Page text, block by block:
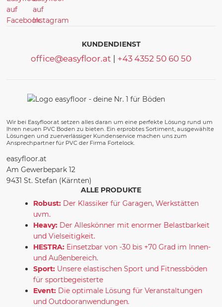
KUNDENDIENST
office@easyfloor.at +43 4352 50 60 50
Wir bei Easyfloor.at setzen alles daran um eine perfekte Lösung rund um
Ihren neuen PVC Boden zu bieten. Ein erprobtes Sortiment, ausgewählte
Lösungen und zuerverlässiger Kundenservice machen uns zum
Ansprechpartner für PVC der Firma Fortelock.
easyfloor.at
Am Gewerbepark 12
9431 St. Stefan (Kärnten)
ALLE PRODUKTE
Robust: Der Klassiker für Garagen, Werkstätten
uvm.
Heavy: Der Alleskönner mit enormer Belastbarkeit
und Vielseitigkeit.
HESTRA: Einsetzbar von -30 bis +70 Grad im Innen-
und Außenbereich.
Sport: Unsere elastischen Sport und Fitnessböden
für sportbegeisterte
Event: Die optimale Lösung für Veranstaltungen
und Outdooranwendungen.